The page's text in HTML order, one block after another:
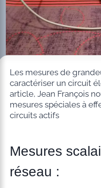
Les mesures de
caractériser un circuit
article, Jean François
mesures spéciales à
circuits actifs
Mesures
réseau :